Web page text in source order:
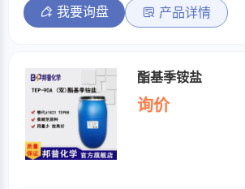
我要询盘 产品详情
酯基季铵盐
询价